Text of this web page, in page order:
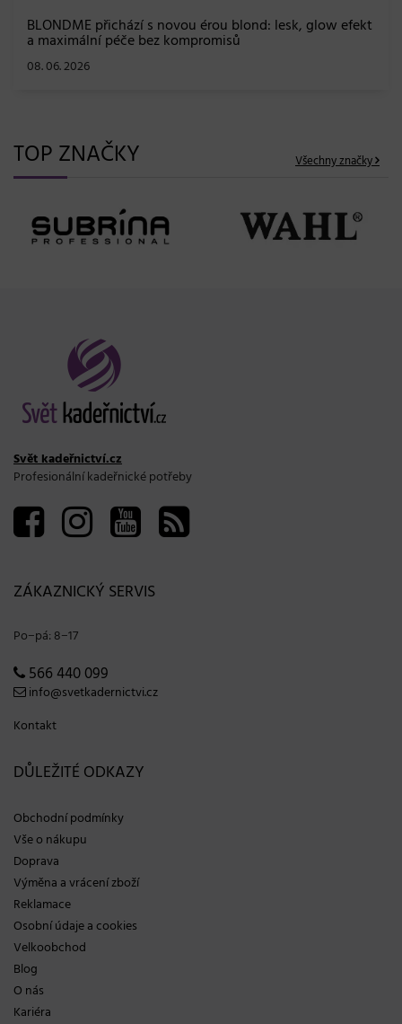
BLONDME přichází s novou érou blond: lesk, glow efekt
a maximální péče bez kompromisů
08. 06. 2026
TOP ZNAČKY Všechny značky
Svět kadeřnictví.cz
Profesionální kadeřnické potřeby
ZÁKAZNICKÝ SERVIS
Po−pá: 8−17
566 440 099
info@svetkadernictvi.cz
Kontakt
DŮLEŽITÉ ODKAZY
Obchodní podmínky
Vše o nákupu
Doprava
Výměna a vrácení zboží
Reklamace
Osobní údaje a cookies
Velkoobchod
Blog
O nás
Kariéra